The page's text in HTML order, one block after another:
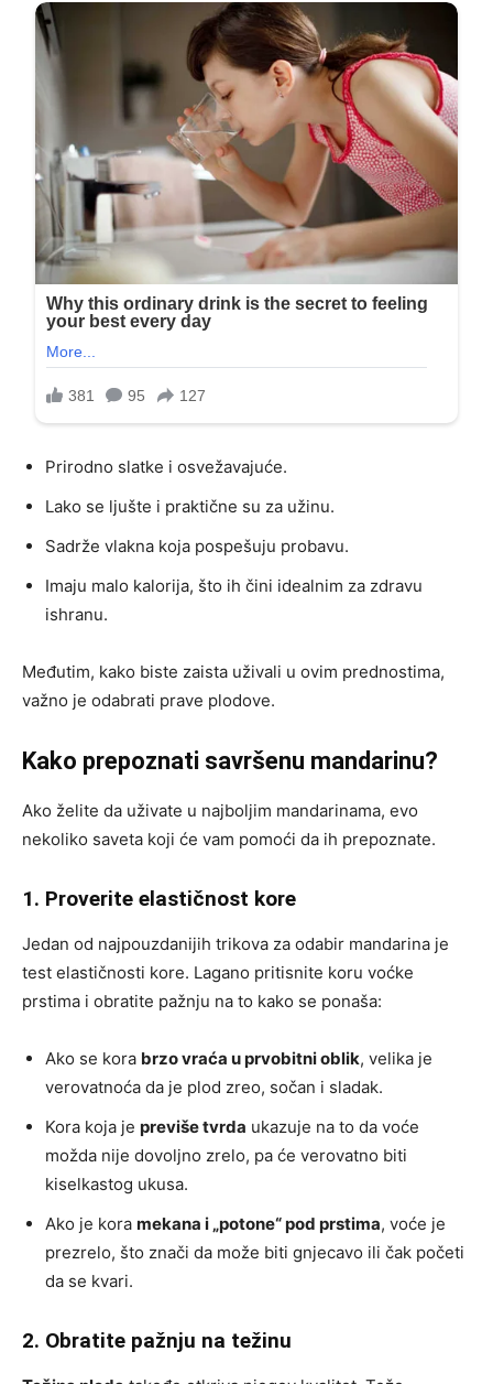
Prirodno slatke i osvežavajuće.
Lako se ljušte i praktične su za užinu.
Sadrže vlakna koja pospešuju probavu.
Imaju malo kalorija, što ih čini idealnim za zdravu
ishranu.
Međutim, kako biste zaista uživali u ovim prednostima,
važno je odabrati prave plodove.
Kako prepoznati savršenu mandarinu?
Ako želite da uživate u najboljim mandarinama, evo
nekoliko saveta koji će vam pomoći da ih prepoznate.
1. Proverite elastičnost kore
Jedan od najpouzdanijih trikova za odabir mandarina je
test elastičnosti kore. Lagano pritisnite koru voćke
prstima i obratite pažnju na to kako se ponaša:
Ako se kora brzo vraća u prvobitni oblik, velika je
verovatnoća da je plod zreo, sočan i sladak.
Kora koja je previše tvrda ukazuje na to da voće
možda nije dovoljno zrelo, pa će verovatno biti
kiselkastog ukusa.
Ako je kora mekana i „potone“ pod prstima, voće je
prezrelo, što znači da može biti gnjecavo ili čak početi
da se kvari.
2. Obratite pažnju na težinu